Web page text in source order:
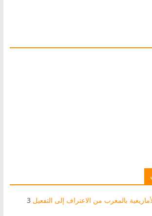
بالمغرب من الاعتراف إلى التفعيل 3